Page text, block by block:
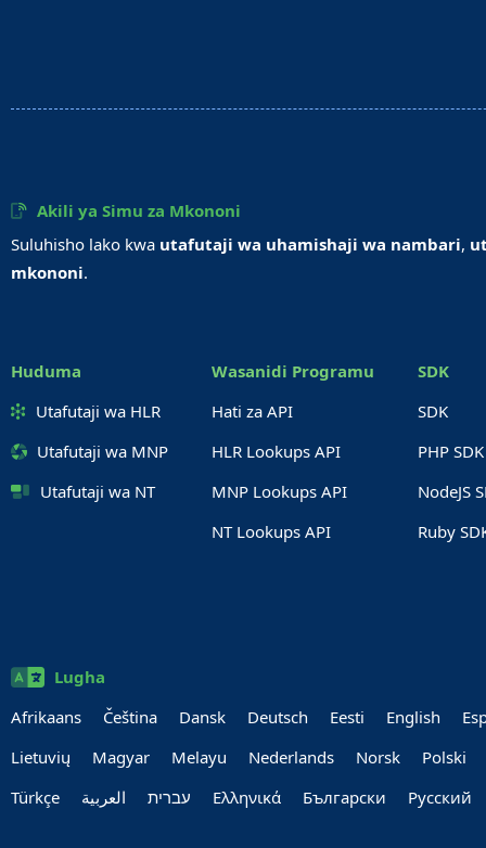
Akili ya Simu za Mkononi
Suluhisho lako kwa utafutaji wa uhamishaji wa nambari,
mkononi.
Huduma
Utafutaji wa HLR
Utafutaji wa MNP
Utafutaji wa NT
Wasanidi Programu
Hati za API
HLR Lookups API
MNP Lookups API
NT Lookups API
SDK
SDK
PHP SDK
NodeJS
Ruby
Lugha
Afrikaans
Čeština Dansk Deutsch Eesti English
Lietuvių
Magyar Melayu Nederlands Norsk
Polski
Türkçe
العربية‏ עברית‏ Ελληνικά Български Руccкий